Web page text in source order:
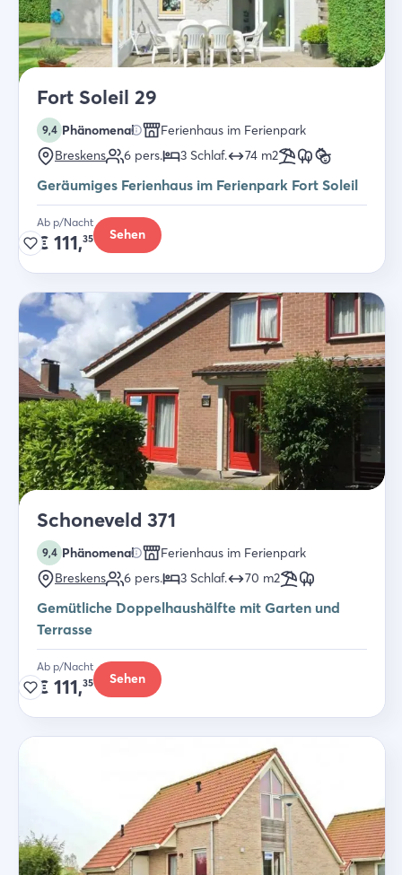
Fort Soleil 29
9,4 Phänomenal
Ferienhaus im Ferienpark
Breskens
6 pers. 3 Schlaf. 74 m2
Geräumiges Ferienhaus im Ferienpark Fort Soleil
Ab p/Nacht
€ 111,35 Sehen
Schoneveld 371
9,4 Phänomenal
Ferienhaus im Ferienpark
Breskens
6 pers. 3 Schlaf. 70 m2
Gemütliche Doppelhaushälfte mit Garten und
Terrasse
Ab p/Nacht
€ 111,35 Sehen